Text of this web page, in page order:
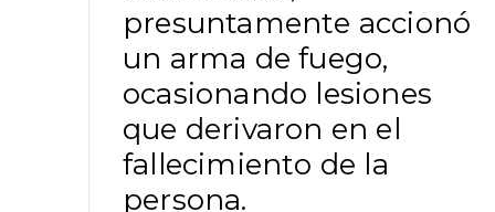
presuntamente accionó
un arma de fuego,
ocasionando lesiones
que derivaron en el
fallecimiento de la
persona.